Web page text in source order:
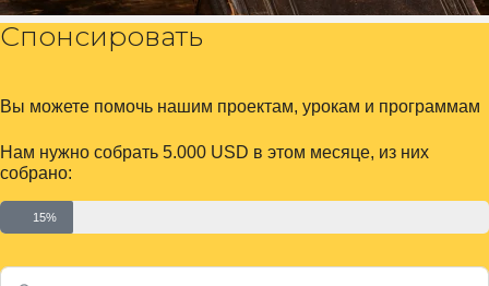
Спонсировать
Вы можете помочь нашим проектам, урокам и программам
Нам нужно собрать 5.000 USD в этом месяце, из них
собрано:
15%